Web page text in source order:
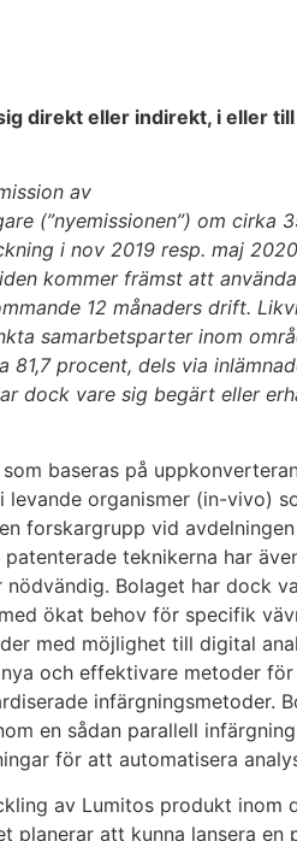
direkt eller indirekt, i eller till
av
(”nyemissionen”) om cirka
i nov 2019 resp. maj
kommer främst att
12 månaders drift.
samarbetsparter inom
procent, dels via
dock vare sig begärt eller
baseras på
levande organismer (in-vivo)
forskargrupp vid
teknikerna har
Bolaget har dock
ökat behov för specifik
med möjlighet till digital
och effektivare metoder
infärgningsmetoder.
en sådan parallell
för att automatisera
av Lumitos produkt inom
planerar att kunna lansera en